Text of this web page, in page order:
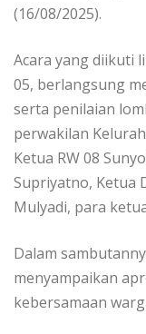
(16/08/2025).
Acara yang diikuti
05, berlangsung
serta penilaian
perwakilan
Ketua RW 08
Supriyatno, Ketua
Mulyadi, para
Dalam
menyampaikan
kebersamaan